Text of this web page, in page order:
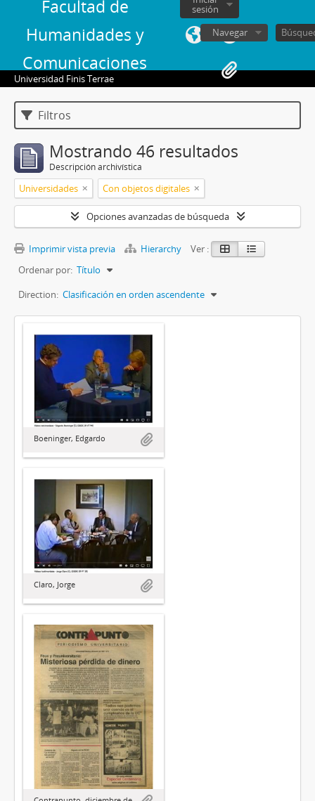
Facultad de
Humanidades y
Comunicaciones
sesión
Navegar
Universidad Finis Terrae
Filtros
Mostrando 46 resultados
Descripción archivística
Universidades Con objetos digitales
Opciones avanzadas de búsqueda
Imprimir vista previa Hierarchy
Ver :
Ordenar por: Título
Direction: Clasificación en orden ascendente
Boeninger, Edgardo
Claro, Jorge